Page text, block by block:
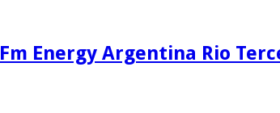
Fm Energy Argentina Rio